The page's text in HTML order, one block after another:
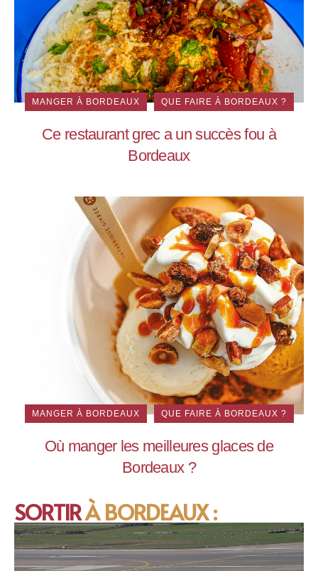
MANGER À BORDEAUX QUE FAIRE À BORDEAUX ?
Ce restaurant grec a un succès fou à
Bordeaux
MANGER À BORDEAUX QUE FAIRE À BORDEAUX ?
Où manger les meilleures glaces de
Bordeaux ?
SORTIRÀ BORDEAUX :